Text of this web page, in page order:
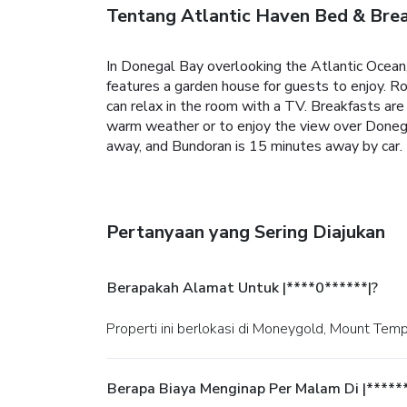
Tentang Atlantic Haven Bed &
In Donegal Bay overlooking the Atlantic
features a garden house for guests to enjoy.
can relax in the room with a TV. Breakfasts
warm weather or to enjoy the view over
away, and Bundoran is 15 minutes away by car.
Pertanyaan yang Sering Diajukan
Berapakah Alamat Untuk |****0******|?
Properti ini berlokasi di Moneygold, Mount
Berapa Biaya Menginap Per Malam Di